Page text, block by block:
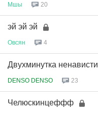
Мшы 20
эй эй эй
Овсян 4
Двухминутка ненависти
DENSO DENSO 23
Челюскинцеффф